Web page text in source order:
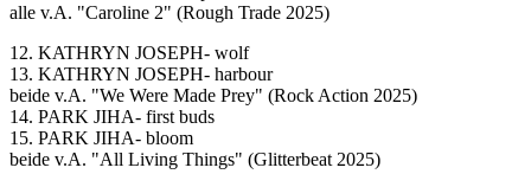
alle v.A. "Caroline 2" (Rough Trade 2025)
12. KATHRYN JOSEPH- wolf
13. KATHRYN JOSEPH- harbour
beide v.A. "We Were Made Prey" (Rock Action 2025)
14. PARK JIHA- first buds
15. PARK JIHA- bloom
beide v.A. "All Living Things" (Glitterbeat 2025)